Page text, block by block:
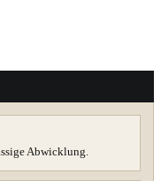
Abwicklung.